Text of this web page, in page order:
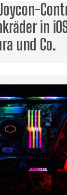
in
und Co.